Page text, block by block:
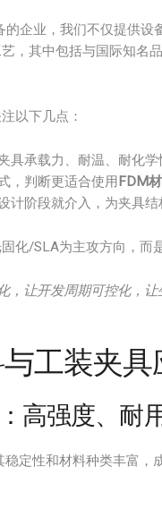
企业，我们不仅提供设
，其中包括与国际知名
以下几点：
具承载力、耐温、耐化学
，判断更适合使用 FDM
计阶段就介入，为夹具结
固化/SLA为主攻方向，
，让开发周期可控化，让
工装夹具
高强度、耐
稳定性和材料种类丰富，